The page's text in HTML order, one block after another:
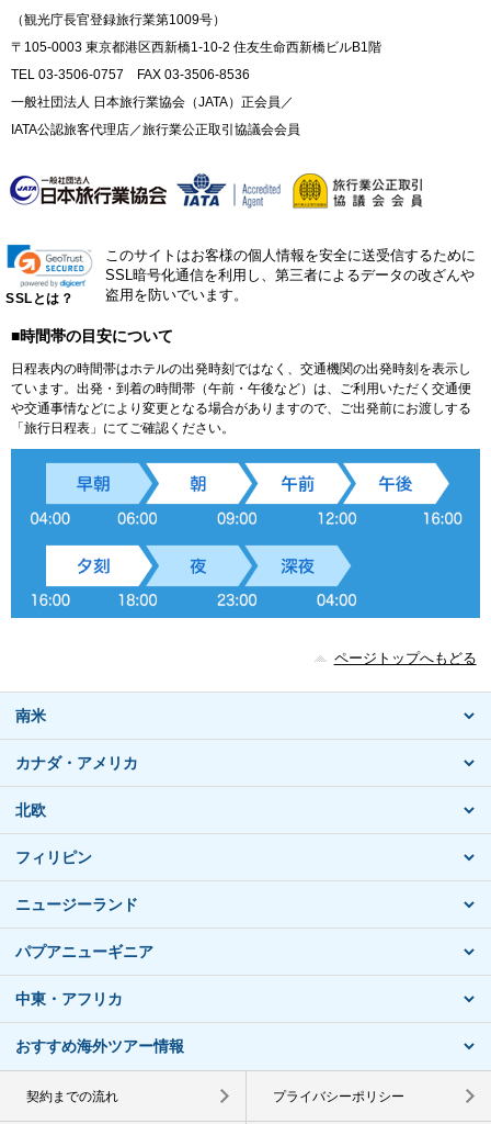
（観光庁長官登録旅行業第1009号）
〒105-0003 東京都港区西新橋1-10-2 住友生命西新橋ビルB1階
TEL 03-3506-0757 FAX 03-3506-8536
一般社団法人 日本旅行業協会（JATA）正会員／
IATA公認旅客代理店／旅行業公正取引協議会会員
SSLとは？
このサイトはお客様の個人情報を安全に送受信するために
SSL暗号化通信を利用し、第三者によるデータの改ざんや
盗用を防いでいます。
■時間帯の目安について
日程表内の時間帯はホテルの出発時刻ではなく、交通機関の出発時刻を表示し
ています。出発・到着の時間帯（午前・午後など）は、ご利用いただく交通便
や交通事情などにより変更となる場合がありますので、ご出発前にお渡しする
「旅行日程表」にてご確認ください。
ページトップへもどる
南米
カナダ・アメリカ
北欧
フィリピン
ニュージーランド
パプアニューギニア
中東・アフリカ
おすすめ海外ツアー情報
契約までの流れ プライバシーポリシー